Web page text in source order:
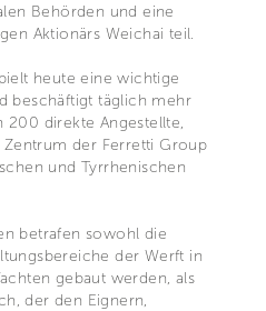
Behörden und eine
Aktionärs Weichai teil.
heute eine wichtige
beschäftigt täglich mehr
200 direkte Angestellte,
der Ferretti Group
und Tyrrhenischen
betrafen sowohl die
der Werft in
gebaut werden, als
der den Eignern,